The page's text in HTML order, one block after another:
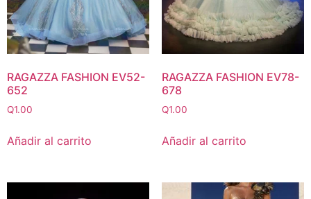
RAGAZZA FASHION EV52-
652
Q1.00
Añadir al carrito
RAGAZZA FASHION EV78-
678
Q1.00
Añadir al carrito